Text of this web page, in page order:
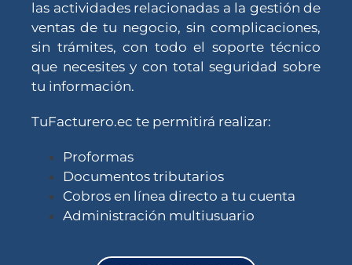
las actividades relacionadas a la gestión de
ventas de tu negocio, sin complicaciones,
sin trámites, con todo el soporte técnico
que necesites y con total seguridad sobre
tu información.
TuFacturero.ec te permitirá realizar:
Proformas
Documentos tributarios
Cobros en línea directo a tu cuenta
Administración multiusuario